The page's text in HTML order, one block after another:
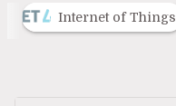
Internet of Things